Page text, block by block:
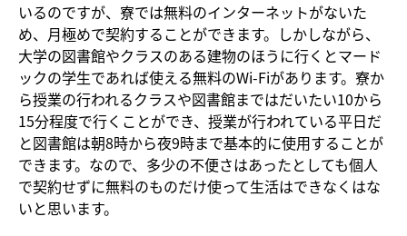
いるのですが、寮では無料のインターネットがないた
め、月極めで契約することができます。しかしながら、
大学の図書館やクラスのある建物のほうに行くとマード
ックの学生であれば使える無料のWi-Fiがあります。寮か
ら授業の行われるクラスや図書館まではだいたい10から
15分程度で行くことができ、授業が行われている平日だ
と図書館は朝8時から夜9時まで基本的に使用することが
できます。なので、多少の不便さはあったとしても個人
で契約せずに無料のものだけ使って生活はできなくはな
いと思います。